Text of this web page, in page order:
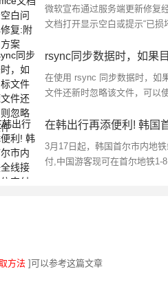
微软宣布通过服务端更新修复
文档打开显示空白或提示“已损
避该错误...
在使用 rsync 同步数据时，如
文件还新时忽略该文件，可以
件，即使源文件比目标...
3月17日起，韩国首尔市内地
付,中国游客现可在首尔地铁1-
方法 ]可以参考这篇文章